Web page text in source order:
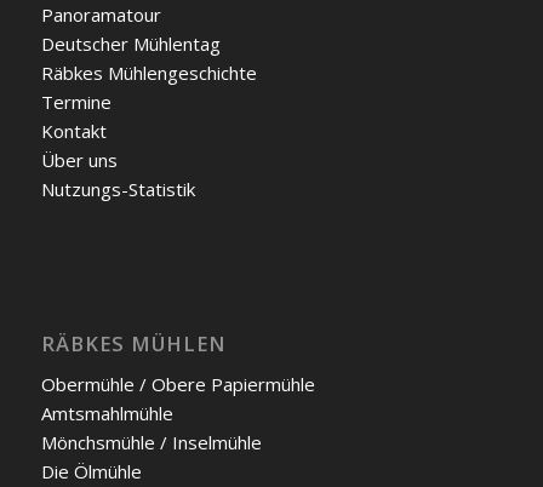
Pan­ora­ma­tour
Deut­scher Müh­len­tag
Räb­kes Müh­len­ge­schich­te
Ter­mi­ne
Kon­takt
Über uns
Nut­zungs-Sta­tis­tik
RÄBKES MÜHLEN
Ober­müh­le / Obe­re Papier­müh­le
Amts­mahl­müh­le
Mönchs­müh­le / Insel­müh­le
Die Ölmüh­le